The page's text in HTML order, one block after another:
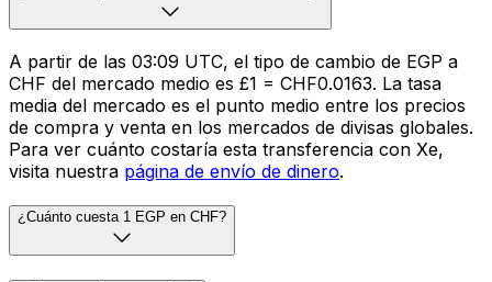
A partir de las 03:09 UTC, el tipo de cambio de EGP a
CHF del mercado medio es £1 = CHF0.0163. La tasa
media del mercado es el punto medio entre los precios
de compra y venta en los mercados de divisas globales.
Para ver cuánto costaría esta transferencia con Xe,
visita nuestra página de envío de dinero.
¿Cuánto cuesta 1 EGP en CHF?